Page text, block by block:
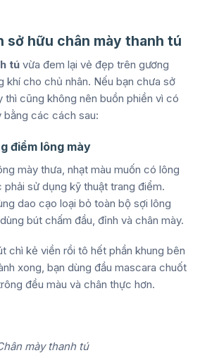
sở hữu chân mày thanh tú
tú vừa đem lại vẻ đẹp trên gương
khí cho chủ nhân. Nếu bạn chưa sở
thì cũng không nên buồn phiền vì có
bằng các cách sau:
điểm lông mày
mày thưa, nhạt màu muốn có lông
phải sử dụng kỹ thuật trang điểm.
dao cạo loại bỏ toàn bộ sợi lông
bút chấm đầu, đỉnh và chân mày.
chì kẻ viền rồi tô hết phần khung bên
xong, bạn dùng đầu mascara chuốt
đều màu và chân thực hơn.
mày thanh tú